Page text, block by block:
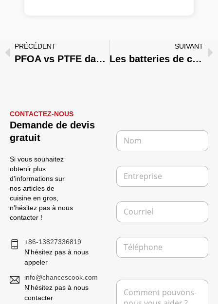
PRÉCÉDENT
PFOA vs PTFE dans les ustensiles de cuisine : Explication des principales différences
SUIVANT
Les batteries de cuisine en acier inoxydable sont-elles écologiques ?
CONTACTEZ-NOUS
Demande de devis
gratuit
Si vous souhaitez
obtenir plus
d'informations sur
nos articles de
cuisine en gros,
n'hésitez pas à nous
contacter !
+86-13827336819
N'hésitez pas à nous
appeler
info@chancescook.com
N'hésitez pas à nous
contacter
a
e
e
s
g
é
e
t
o
n
N
m
E
t
e
p
r
s
e
C
u
r
i
e
*
T
l
p
hM